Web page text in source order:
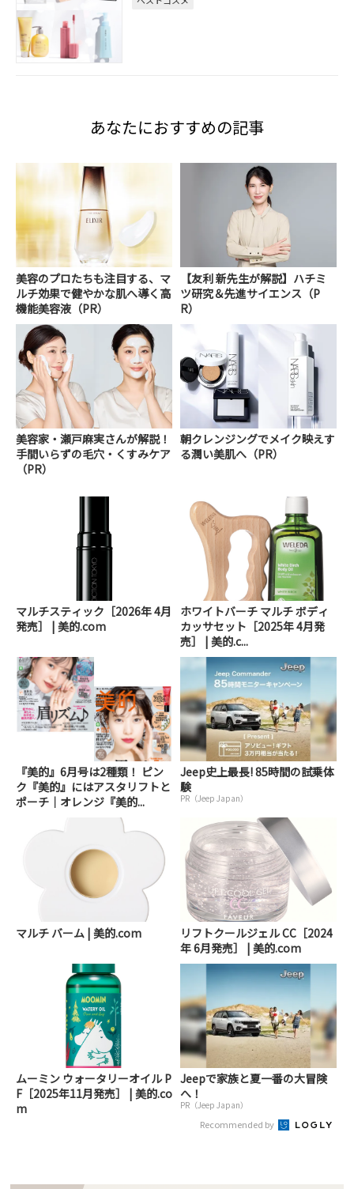
あなたにおすすめの記事
美容のプロたちも注目する、マ
ルチ効果で健やかな肌へ導く高
機能美容液（PR）
【友利 新先生が解説】ハチミ
ツ研究＆先進サイエンス（P
R）
美容家・瀬戸麻実さんが解説！
手間いらずの毛穴・くすみケア
（PR）
朝クレンジングでメイク映えす
る潤い美肌へ（PR）
マルチスティック［2026年 4月
発売］ | 美的.com
ホワイトバーチ マルチ ボディ
カッサセット［2025年 4月発
売］ | 美的.c...
『美的』6月号は2種類！ ピン
ク『美的』にはアスタリフトと
ポーチ｜オレンジ『美的...
Jeep史上最長! 85時間の試乗体
験
PR（Jeep Japan）
マルチ バーム | 美的.com
リフトクールジェル CC［2024
年 6月発売］ | 美的.com
ムーミン ウォータリーオイル P
F［2025年11月発売］ | 美的.co
m
Jeepで家族と夏一番の大冒険
へ！
PR（Jeep Japan）
Recommended by